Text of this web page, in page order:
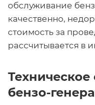
обслуживание
качественно,
стоимость за
рассчитывается в
бензо-